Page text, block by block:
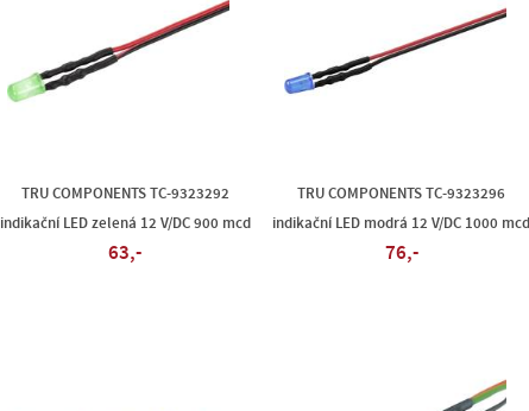
TRU COMPONENTS TC-9323292
indikační LED zelená 12 V/DC 900 mcd
63,-
TRU COMPONENTS TC-9323296
indikační LED modrá 12 V/DC 1000 mcd
76,-